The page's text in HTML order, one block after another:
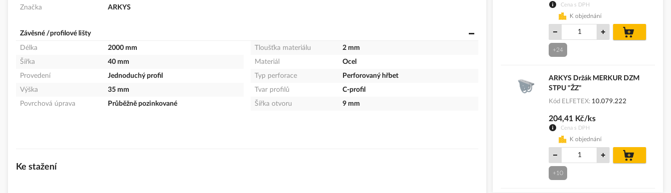
Značka ARKYS
Závěsné /profilové lišty
Délka
2000 mm
Šířka
40 mm
Provedení
Jednoduchý profil
Výška
35 mm
Povrchová úprava
Průběžně pozinkované
Tloušťka materiálu
2 mm
Materiál
Ocel
Typ perforace
Perforovaný hřbet
Tvar profilů
C-profil
Šířka otvoru
9 mm
Ke stažení
Cena s DPH
K objednání
košíku
+24
ARKYS Držák MERKUR DZM
STPU "ŽZ"
Kód ELFETEX 10.079.222
Cena s DPH
204,41 Kč/ks
K objednání
košíku
+10